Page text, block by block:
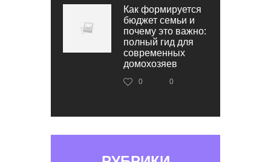
Как формируется
бюджет семьи и
почему это важно:
полный гид для
современных
домохозяев
0 0